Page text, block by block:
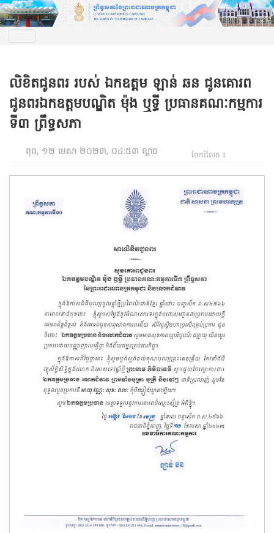
លិខិតជូនពរ របស់ ឯកឧត្ដម ឡាន់ ឆន ជូនគោរព
ជូនពរឯកឧត្តមបណ្ឌិត ម៉ុង ឬទ្ធី ប្រធានគណៈកម្មការ
ទី៣ ព្រឹទ្ធសភា
ពុធ, ១២ មេសា ២០២៣, ០៤:៥៣ ល្ងាច ចែករំលែក ៖